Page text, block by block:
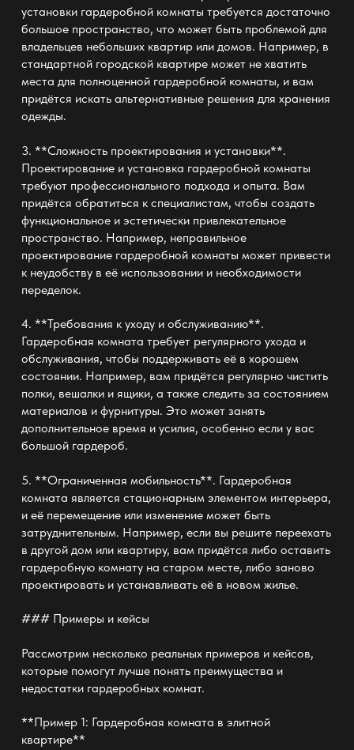
установки гардеробной комнаты требуется достаточно
большое пространство, что может быть проблемой для
владельцев небольших квартир или домов. Например, в
стандартной городской квартире может не хватить
места для полноценной гардеробной комнаты, и вам
придётся искать альтернативные решения для хранения
одежды.
3. **Сложность проектирования и установки**.
Проектирование и установка гардеробной комнаты
требуют профессионального подхода и опыта. Вам
придётся обратиться к специалистам, чтобы создать
функциональное и эстетически привлекательное
пространство. Например, неправильное
проектирование гардеробной комнаты может привести
к неудобству в её использовании и необходимости
переделок.
4. **Требования к уходу и обслуживанию**.
Гардеробная комната требует регулярного ухода и
обслуживания, чтобы поддерживать её в хорошем
состоянии. Например, вам придётся регулярно чистить
полки, вешалки и ящики, а также следить за состоянием
материалов и фурнитуры. Это может занять
дополнительное время и усилия, особенно если у вас
большой гардероб.
5. **Ограниченная мобильность**. Гардеробная
комната является стационарным элементом интерьера,
и её перемещение или изменение может быть
затруднительным. Например, если вы решите переехать
в другой дом или квартиру, вам придётся либо оставить
гардеробную комнату на старом месте, либо заново
проектировать и устанавливать её в новом жилье.
### Примеры и кейсы
Рассмотрим несколько реальных примеров и кейсов,
которые помогут лучше понять преимущества и
недостатки гардеробных комнат.
**Пример 1: Гардеробная комната в элитной
квартире**